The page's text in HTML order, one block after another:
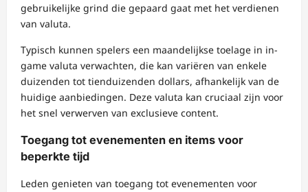
gebruikelijke grind die gepaard gaat met het verdienen
van valuta.
Typisch kunnen spelers een maandelijkse toelage in in-
game valuta verwachten, die kan variëren van enkele
duizenden tot tienduizenden dollars, afhankelijk van de
huidige aanbiedingen. Deze valuta kan cruciaal zijn voor
het snel verwerven van exclusieve content.
Toegang tot evenementen en items voor
beperkte tijd
Leden genieten van toegang tot evenementen voor